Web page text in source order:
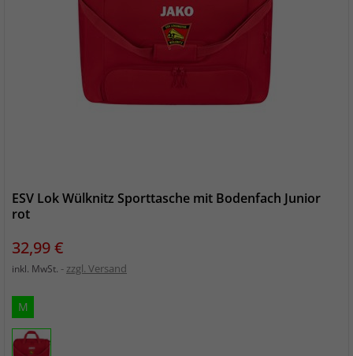
ESV Lok Wülknitz Sporttasche mit Bodenfach Junior
rot
Preis
32,99 €
inkl. MwSt. zzgl. Versand
M